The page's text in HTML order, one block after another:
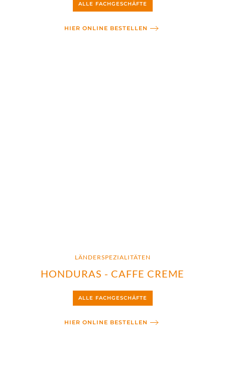
ALLE FACHGESCHÄFTE
HIER ONLINE BESTELLEN
LÄNDERSPEZIALITÄTEN
HONDURAS - CAFFE CREME
ALLE FACHGESCHÄFTE
HIER ONLINE BESTELLEN